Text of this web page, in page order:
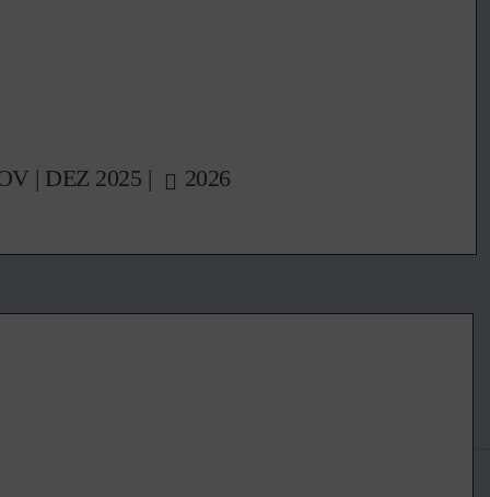
| DEZ 2025 | 2026